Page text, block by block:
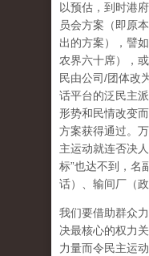
以预估，到时港
员会方案（即原
出的方案），譬
农界六十席），
民由公司/团体改
话平台的泛民主
形势和民情改变
方案获得通过。
主运动就连否决
标”也达不到，名
话）、输间厂（政
我们要借助群众
决最核心的权力
力量而令民主运